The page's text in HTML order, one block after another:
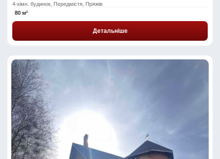
4-кімн. будинок, Передмістя, Пряжів
80 м²
Детальніше